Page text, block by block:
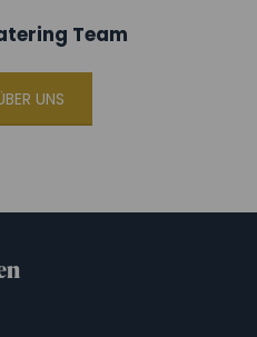
Team
UNS